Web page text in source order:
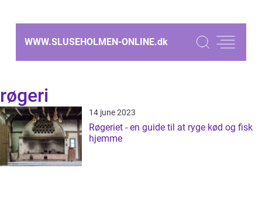
WWW.SLUSEHOLMEN-ONLINE.dk
røgeri
14 june 2023
Røgeriet - en guide til at ryge kød og fisk
hjemme